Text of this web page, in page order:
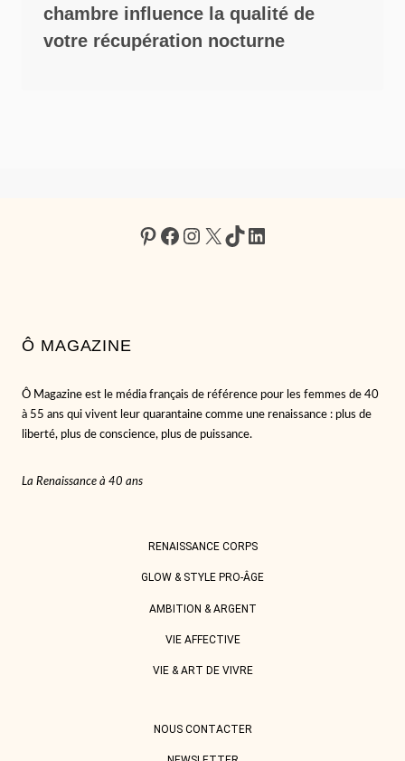
chambre influence la qualité de
votre récupération nocturne
Pinterest
Facebook
Instagram
X TikTokLinkedIn
Ô MAGAZINE
Ô Magazine est le média français de référence pour les femmes de 40
à 55 ans qui vivent leur quarantaine comme une renaissance : plus de
liberté, plus de conscience, plus de puissance.
La Renaissance à 40 ans
RENAISSANCE CORPS
GLOW & STYLE PRO-ÂGE
AMBITION & ARGENT
VIE AFFECTIVE
VIE & ART DE VIVRE
NOUS CONTACTER